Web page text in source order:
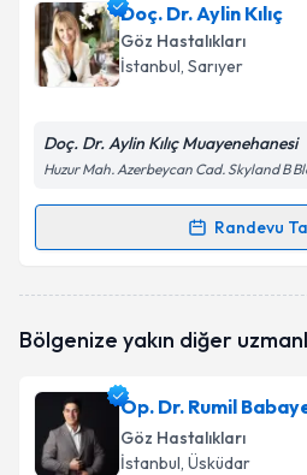
Doç. Dr. Aylin Kılıç
Göz Hastalıkları
İstanbul, Sarıyer
Doç. Dr. Aylin Kılıç Muayenehanesi
Huzur Mah. Azerbeycan Cad. Skyland B
Randevu
Randevu Takvimi Talebi
oluşturun. Size bu uzmandan
E-posta Adresiniz
Bölgenize yakın diğer
Op. Dr. Rumil
Göz Hastalıkları
İstanbul, Üsküdar